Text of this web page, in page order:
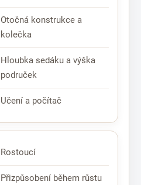
Otočná konstrukce a
kolečka
Hloubka sedáku a výška
područek
Učení a počítač
Rostoucí
Přizpůsobení během růstu